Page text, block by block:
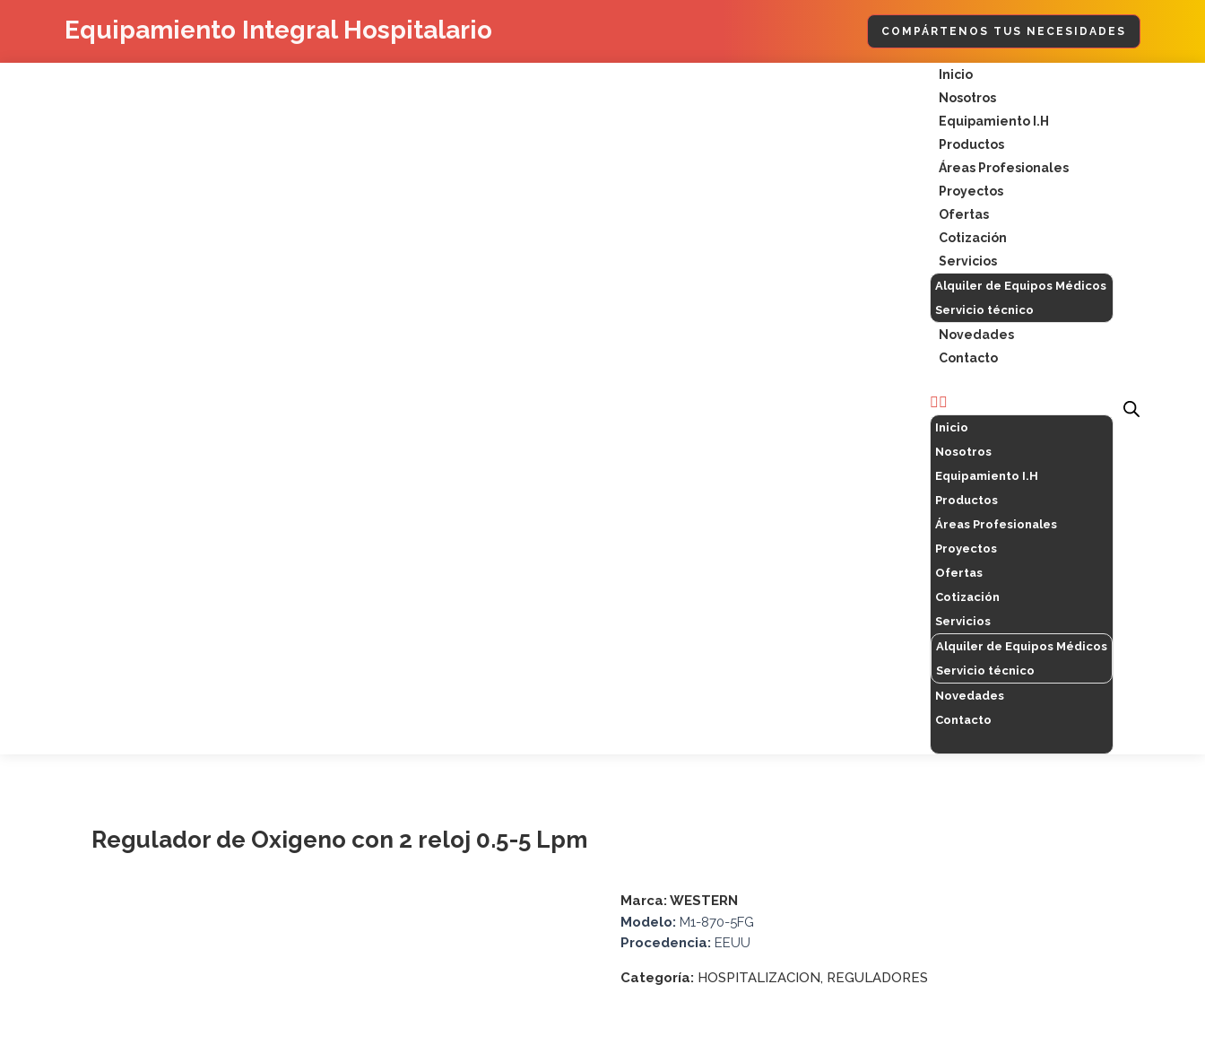
Equipamiento Integral Hospitalario COMPÁRTENOS TUS NECESIDADES
Inicio
Nosotros
Equipamiento I.H
Productos
Áreas Profesionales
Proyectos
Ofertas
Cotización
Servicios
Alquiler de Equipos Médicos
Servicio técnico
Novedades
Contacto
Menú
Inicio
Nosotros
Equipamiento I.H
Productos
Áreas Profesionales
Proyectos
Ofertas
Cotización
Servicios
Alquiler de Equipos Médicos
Servicio técnico
Novedades
Contacto
Regulador de Oxigeno con 2 reloj 0.5-5 Lpm
Marca: WESTERN
Modelo: M1-870-5FG
Procedencia: EEUU
Categoría: HOSPITALIZACION, REGULADORES